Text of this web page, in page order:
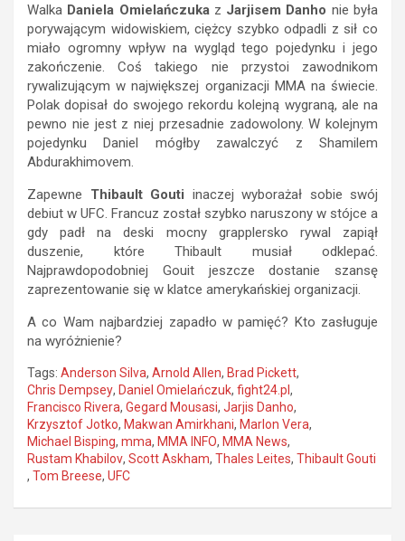
Walka Daniela Omielańczuka z Jarjisem Danho nie była
porywającym widowiskiem, ciężcy szybko odpadli z sił co
miało ogromny wpływ na wygląd tego pojedynku i jego
zakończenie. Coś takiego nie przystoi zawodnikom
rywalizującym w największej organizacji MMA na świecie.
Polak dopisał do swojego rekordu kolejną wygraną, ale na
pewno nie jest z niej przesadnie zadowolony. W kolejnym
pojedynku Daniel mógłby zawalczyć z Shamilem
Abdurakhimovem.
Zapewne Thibault Gouti inaczej wyborażał sobie swój
debiut w UFC. Francuz został szybko naruszony w stójce a
gdy padł na deski mocny grapplersko rywal zapiął
duszenie, które Thibault musiał odklepać.
Najprawdopodobniej Gouit jeszcze dostanie szansę
zaprezentowanie się w klatce amerykańskiej organizacji.
A co Wam najbardziej zapadło w pamięć? Kto zasługuje
na wyróżnienie?
Tags: Anderson Silva, Arnold Allen, Brad Pickett,
Chris Dempsey, Daniel Omielańczuk, fight24.pl ,
Francisco Rivera, Gegard Mousasi, Jarjis Danho,
Krzysztof Jotko, Makwan Amirkhani, Marlon Vera,
Michael Bisping, mma, MMA INFO, MMA News,
Rustam Khabilov, Scott Askham, Thales Leites, Thibault Gouti
, Tom Breese, UFC